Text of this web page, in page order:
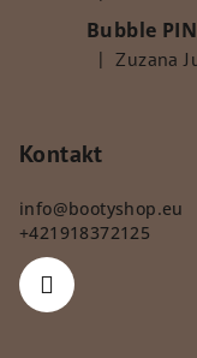
Bubble
Hodnotenie
| Zuzana
Kontakt
info@bootyshop.eu
+421918372125